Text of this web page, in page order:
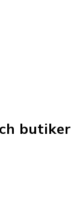
butiker